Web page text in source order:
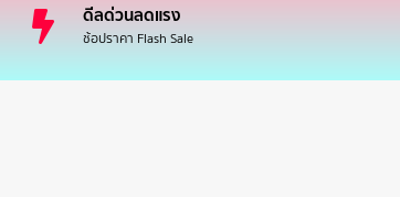
ดีลด่วนลดแรง
ช้อปราคา Flash Sale